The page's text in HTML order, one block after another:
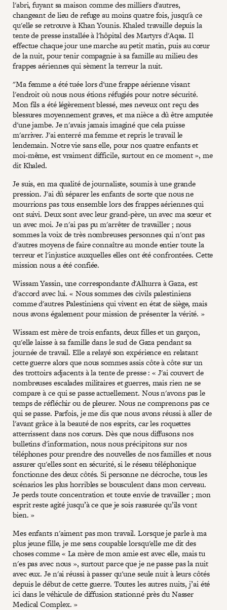
l'abri, fuyant sa maison comme des milliers d'autres,
changeant de lieu de refuge au moins quatre fois, jusqu'à ce
qu'elle se retrouve à Khan Younis. Khaled travaille depuis la
tente de presse installée à l'hôpital des Martyrs d'Aqsa. Il
effectue chaque jour une marche au petit matin, puis au cœur
de la nuit, pour tenir compagnie à sa famille au milieu des
frappes aériennes qui sèment la terreur la nuit.
"Ma femme a été tuée lors d'une frappe aérienne visant
l'endroit où nous nous étions réfugiés pour notre sécurité.
Mon fils a été légèrement blessé, mes neveux ont reçu des
blessures moyennement graves, et ma nièce a dû être amputée
d'une jambe. Je n'avais jamais imaginé que cela puisse
m'arriver. J'ai enterré ma femme et repris le travail le
lendemain. Notre vie sans elle, pour nos quatre enfants et
moi-même, est vraiment difficile, surtout en ce moment », me
dit Khaled.
Je suis, en ma qualité de journaliste, soumis à une grande
pression. J'ai dû séparer les enfants de sorte que nous ne
mourrions pas tous ensemble lors des frappes aériennes qui
ont suivi. Deux sont avec leur grand-père, un avec ma sœur et
un avec moi. Je n'ai pas pu m'arrêter de travailler ; nous
sommes la voix de très nombreuses personnes qui n'ont pas
d'autres moyens de faire connaître au monde entier toute la
terreur et l'injustice auxquelles elles ont été confrontées. Cette
mission nous a été confiée.
Wissam Yassin, une correspondante d'Alhurra à Gaza, est
d'accord avec lui. « Nous sommes des civils palestiniens
comme d'autres Palestiniens qui vivent en état de siège, mais
nous avons également pour mission de présenter la vérité. »
Wissam est mère de trois enfants, deux filles et un garçon,
qu'elle laisse à sa famille dans le sud de Gaza pendant sa
journée de travail. Elle a relayé son expérience en relatant
cette guerre alors que nous sommes assis côte à côte sur un
des trottoirs adjacents à la tente de presse : « J'ai couvert de
nombreuses escalades militaires et guerres, mais rien ne se
compare à ce qui se passe actuellement. Nous n'avons pas le
temps de réfléchir ou de pleurer. Nous ne comprenons pas ce
qui se passe. Parfois, je me dis que nous avons réussi à aller de
l'avant grâce à la beauté de nos esprits, car les roquettes
atterrissent dans nos cœurs. Dès que nous diffusons nos
bulletins d'information, nous nous précipitons sur nos
téléphones pour prendre des nouvelles de nos familles et nous
assurer qu'elles sont en sécurité, si le réseau téléphonique
fonctionne des deux côtés. Si personne ne décroche, tous les
scénarios les plus horribles se bousculent dans mon cerveau.
Je perds toute concentration et toute envie de travailler ; mon
esprit reste agité jusqu’à ce que je sois rassurée qu’ils vont
bien. »
Mes enfants n'aiment pas mon travail. Lorsque je parle à ma
plus jeune fille, je me sens coupable lorsqu'elle me dit des
choses comme « La mère de mon amie est avec elle, mais tu
n'es pas avec nous », surtout parce que je ne passe pas la nuit
avec eux. Je n'ai réussi à passer qu'une seule nuit à leurs côtés
depuis le début de cette guerre. Toutes les autres nuits, j’ai été
ici dans le véhicule de diffusion stationné près du Nasser
Medical Complex. »